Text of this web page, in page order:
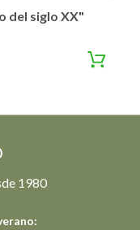
del siglo XX"
1980